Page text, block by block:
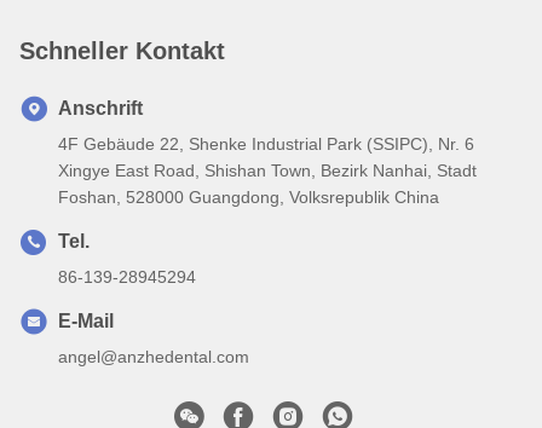
Schneller Kontakt
Anschrift
4F Gebäude 22, Shenke Industrial Park (SSIPC), Nr. 6
Xingye East Road, Shishan Town, Bezirk Nanhai, Stadt
Foshan, 528000 Guangdong, Volksrepublik China
Tel.
86-139-28945294
E-Mail
angel@anzhedental.com